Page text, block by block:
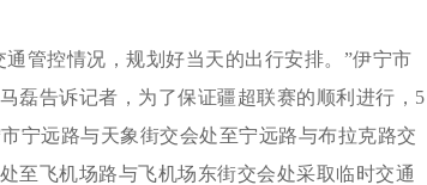
管控情况，规划好当天的出行安排。”伊宁市
磊告诉记者，为了保证疆超联赛的顺利进行，5
宁远路与天象街交会处至宁远路与布拉克路交
至飞机场路与飞机场东街交会处采取临时交通